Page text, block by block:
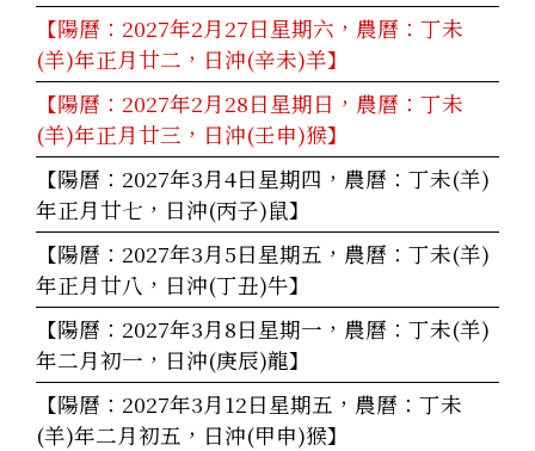
【陽曆：2027年2月27日星期六，農曆：丁未
(羊)年正月廿二，日沖(辛未)羊】
【陽曆：2027年2月28日星期日，農曆：丁未
(羊)年正月廿三，日沖(壬申)猴】
【陽曆：2027年3月4日星期四，農曆：丁未(羊)
年正月廿七，日沖(丙子)鼠】
【陽曆：2027年3月5日星期五，農曆：丁未(羊)
年正月廿八，日沖(丁丑)牛】
【陽曆：2027年3月8日星期一，農曆：丁未(羊)
年二月初一，日沖(庚辰)龍】
【陽曆：2027年3月12日星期五，農曆：丁未
(羊)年二月初五，日沖(甲申)猴】